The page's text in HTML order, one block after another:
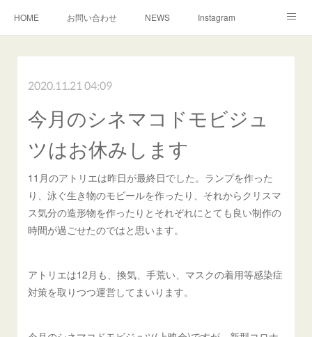
HOME お問い合わせ NEWS Instagram
2020.11.21 04:09
今月のシネマコドモビジュ
ツはお休みします
11月のアトリエは昨日が最終日でした。ランプを作った
り、泳ぐ生き物のモビールを作ったり、それからクリスマ
ス気分の造形物を作ったりとそれぞれにとても良い制作の
時間が過ごせたのではと思います。
アトリエは12月も、換気、手荒い、マスクの着用等感染症
対策を取りつつ運営してまいります。